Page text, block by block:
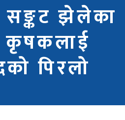
सङ्कट झेलेका
कृषकलाई
पिरलो